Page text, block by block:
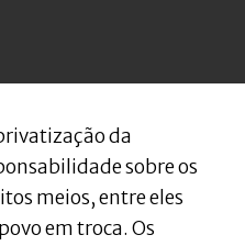
da
sobre os
meios, entre eles
em troca. Os